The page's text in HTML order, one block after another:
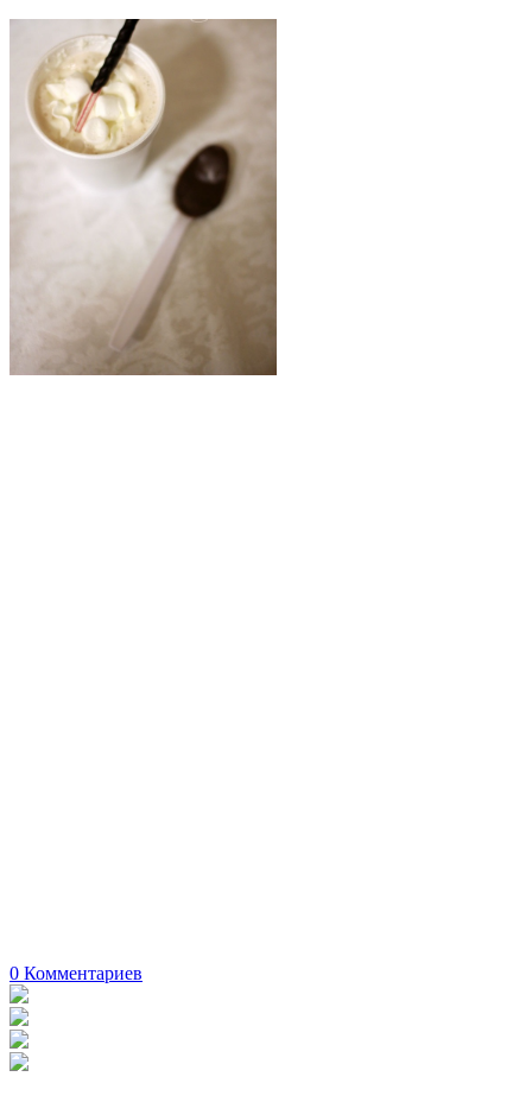
0 Комментариев